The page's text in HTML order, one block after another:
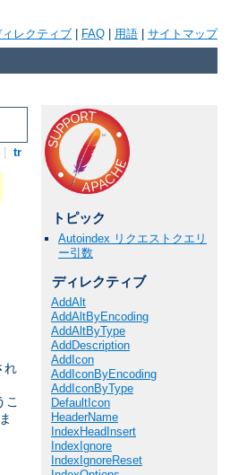
レクティブ FAQ 用語 サイトマップ
tr
れ
こ
トピック
Autoindex リクエストクエリ
ー引数
ディレクティブ
AddAlt
AddAltByEncoding
AddAltByType
AddDescription
AddIcon
AddIconByEncoding
AddIconByType
DefaultIcon
HeaderName
IndexHeadInsert
IndexIgnore
IndexIgnoreReset